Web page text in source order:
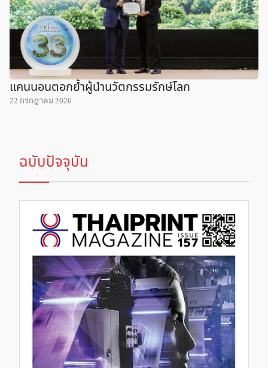
แคนนอนตอกย้ำผู้นำนวัตกรรมรักษ์โลก
22 กรกฎาคม 2026
ฉบับปัจจุบัน